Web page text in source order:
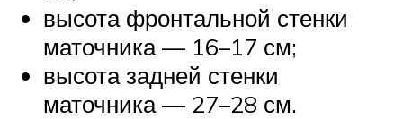
высота фронтальной стенки
маточника — 16–17 см;
высота задней стенки
маточника — 27–28 см.